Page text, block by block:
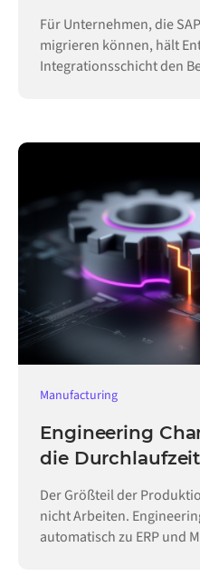
Für Unternehmen, die
migrieren können, hält
Integrationsschicht den
Manufacturing
Engineering
die
Der Größteil der
nicht Arbeiten.
automatisch zu ERP und